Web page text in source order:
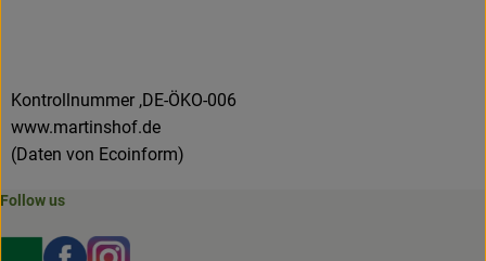
Kontrollnummer ,DE-ÖKO-006
www.martinshof.de
(Daten von Ecoinform)
Follow us
Externer Link zu https://www.bioland.de/verbraucher
Externer Link zu https://www.facebook.com/
Externer Link zu https://www.instagram.com/